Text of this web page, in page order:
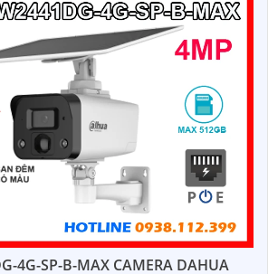
4G-SP-B-MAX CAMERA DAHUA